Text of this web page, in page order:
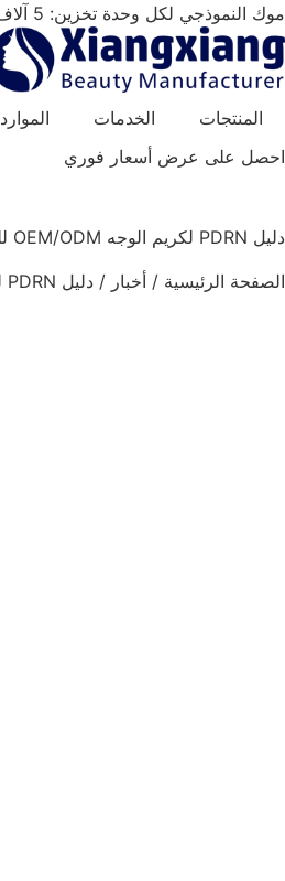
تخطي
إلى
المحتوى
موك النموذجي لكل وحدة تخزين: 5 آلاف قطعة؛ أسعار متدرجة بدءًا من 20 ألف قطعة فأكثر.
المنتجات الخدمات الموارد
احصل على عرض أسعار فوري
دليل PDRN لكريم الوجه OEM/ODM للعلامات التجارية
الصفحة الرئيسية / أخبار / دليل PDRN لكريم الوجه OEM/ODM للعلامات التجارية